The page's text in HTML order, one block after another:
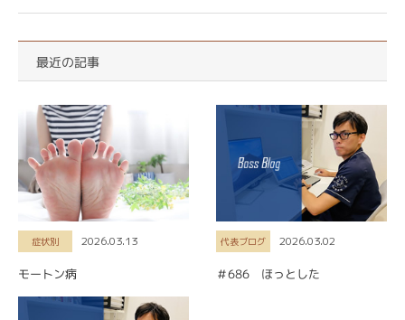
最近の記事
症状別 2026.03.13
モートン病
代表ブログ 2026.03.02
＃686 ほっとした